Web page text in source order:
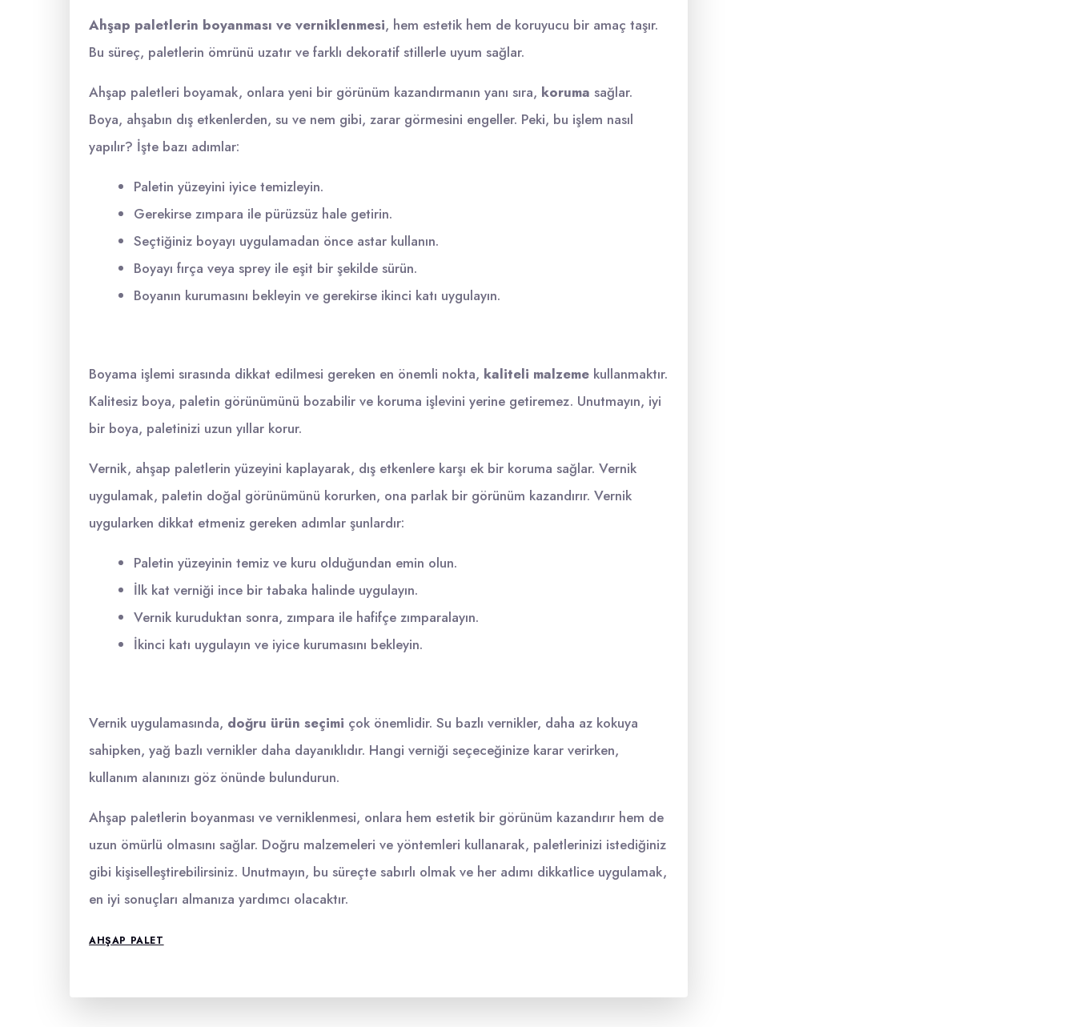
Ahşap paletlerin boyanması ve verniklenmesi, hem estetik hem de koruyucu bir amaç taşır.
Bu süreç, paletlerin ömrünü uzatır ve farklı dekoratif stillerle uyum sağlar.
Ahşap paletleri boyamak, onlara yeni bir görünüm kazandırmanın yanı sıra, koruma sağlar.
Boya, ahşabın dış etkenlerden, su ve nem gibi, zarar görmesini engeller. Peki, bu işlem nasıl
yapılır? İşte bazı adımlar:
Paletin yüzeyini iyice temizleyin.
Gerekirse zımpara ile pürüzsüz hale getirin.
Seçtiğiniz boyayı uygulamadan önce astar kullanın.
Boyayı fırça veya sprey ile eşit bir şekilde sürün.
Boyanın kurumasını bekleyin ve gerekirse ikinci katı uygulayın.
Boyama işlemi sırasında dikkat edilmesi gereken en önemli nokta, kaliteli malzeme kullanmaktır.
Kalitesiz boya, paletin görünümünü bozabilir ve koruma işlevini yerine getiremez. Unutmayın, iyi
bir boya, paletinizi uzun yıllar korur.
Vernik, ahşap paletlerin yüzeyini kaplayarak, dış etkenlere karşı ek bir koruma sağlar. Vernik
uygulamak, paletin doğal görünümünü korurken, ona parlak bir görünüm kazandırır. Vernik
uygularken dikkat etmeniz gereken adımlar şunlardır:
Paletin yüzeyinin temiz ve kuru olduğundan emin olun.
İlk kat verniği ince bir tabaka halinde uygulayın.
Vernik kuruduktan sonra, zımpara ile hafifçe zımparalayın.
İkinci katı uygulayın ve iyice kurumasını bekleyin.
Vernik uygulamasında, doğru ürün seçimi çok önemlidir. Su bazlı vernikler, daha az kokuya
sahipken, yağ bazlı vernikler daha dayanıklıdır. Hangi verniği seçeceğinize karar verirken,
kullanım alanınızı göz önünde bulundurun.
Ahşap paletlerin boyanması ve verniklenmesi, onlara hem estetik bir görünüm kazandırır hem de
uzun ömürlü olmasını sağlar. Doğru malzemeleri ve yöntemleri kullanarak, paletlerinizi istediğiniz
gibi kişiselleştirebilirsiniz. Unutmayın, bu süreçte sabırlı olmak ve her adımı dikkatlice uygulamak,
en iyi sonuçları almanıza yardımcı olacaktır.
AHŞAP PALET